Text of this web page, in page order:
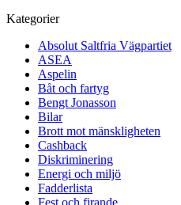
Kategorier
Absolut Saltfria Vägpartiet
ASEA
Aspelin
Båt och fartyg
Bengt Jonasson
Bilar
Brott mot mänskligheten
Cashback
Diskriminering
Energi och miljö
Fadderlista